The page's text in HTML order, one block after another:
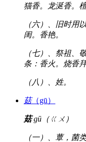
猫香。龙涎香。
（六）、旧时用
闺。香艳。
（七）、祭祖、
条：香火。烧香
（八）、姓。
菇（gū）
菇gū（ㄍㄨ）
（一）、蕈，菌